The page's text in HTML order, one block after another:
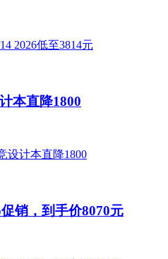
本直降1800
销，到手价8070元